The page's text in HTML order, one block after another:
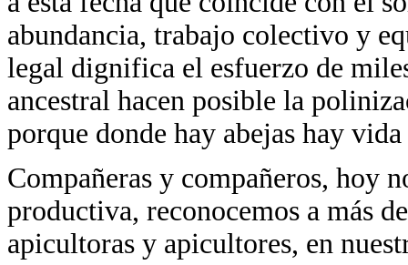
abundancia, trabajo colectivo y
legal dignifica el esfuerzo de
ancestral hacen posible la
porque donde hay abejas hay
Compañeras y compañeros, hoy
productiva, reconocemos a más
apicultoras y apicultores, en